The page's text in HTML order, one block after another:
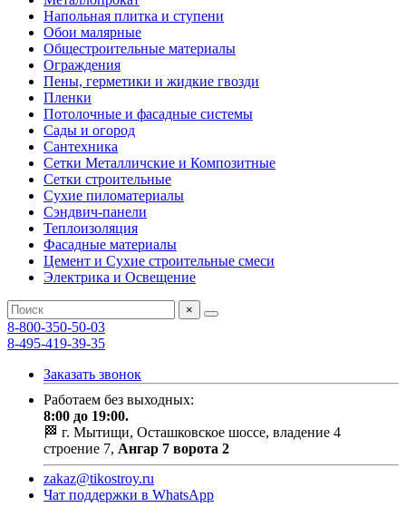
Напольная плитка и ступени
Обои малярные
Общестроительные материалы
Ограждения
Пены, герметики и жидкие гвозди
Пленки
Потолочные и фасадные системы
Сады и огород
Сантехника
Сетки Металличские и Композитные
Сетки строительные
Сухие пиломатериалы
Сэндвич-панели
Теплоизоляция
Фасадные материалы
Цемент и Сухие строительные смеси
Электрика и Освещение
×
8-800-350-50-03
8-495-419-39-35
Заказать звонок
Работаем без выходных:
8:00 до 19:00.
🏁 г. Мытищи, Осташковское шоссе, владение 4
строение 7, Ангар 7 ворота 2
zakaz@tikostroy.ru
Чат поддержки в WhatsApp